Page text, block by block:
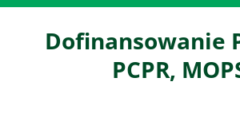
Dofinansowanie
PCPR,